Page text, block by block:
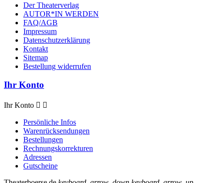
Der Theaterverlag
AUTOR*IN WERDEN
FAQ/AGB
Impressum
Datenschutzerklärung
Kontakt
Sitemap
Bestellung widerrufen
Ihr Konto
Ihr Konto  
Persönliche Infos
Warenrücksendungen
Bestellungen
Rechnungskorrekturen
Adressen
Gutscheine